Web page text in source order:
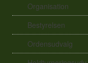
Organisation
Bestyrelsen
Ordensudvalg